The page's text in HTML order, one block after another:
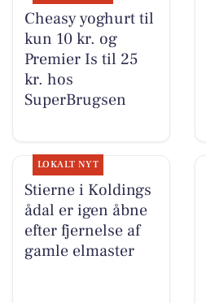
Cheasy yoghurt til
kun 10 kr. og
Premier Is til 25
kr. hos
SuperBrugsen
LOKALT NYT
Stierne i Koldings
ådal er igen åbne
efter fjernelse af
gamle elmaster